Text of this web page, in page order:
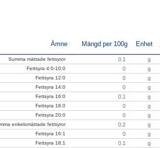
Ämne Mängd per 100g Enhet
Summa mättade fettsyror 0.1 g
Fettsyra 4:0-10:0 0 g
Fettsyra 12:0 0 g
Fettsyra 14:0 0 g
Fettsyra 16:0 0.1 g
Fettsyra 18:0 0 g
Fettsyra 20:0 0 g
enkelomättade fettsyror 0.2 g
Fettsyra 16:1 0 g
Fettsyra 18:1 0.1 g